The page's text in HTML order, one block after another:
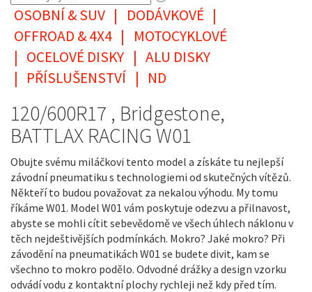
OSOBNÍ & SUV | DODÁVKOVÉ |
OFFROAD & 4X4 |
MOTOCYKLOVÉ
| OCELOVÉ DISKY | ALU DISKY
| PŘÍSLUŠENSTVÍ | ND
120/600R17 , Bridgestone,
BATTLAX RACING W01
Obujte svému miláčkovi tento model a získáte tu nejlepší
závodní pneumatiku s technologiemi od skutečných vítězů.
Někteří to budou považovat za nekalou výhodu. My tomu
říkáme W01. Model W01 vám poskytuje odezvu a přilnavost,
abyste se mohli cítit sebevědomě ve všech úhlech náklonu v
těch nejdeštivějších podmínkách. Mokro? Jaké mokro? Při
závodění na pneumatikách W01 se budete divit, kam se
všechno to mokro podělo. Odvodné drážky a design vzorku
odvádí vodu z kontaktní plochy rychleji než kdy před tím.